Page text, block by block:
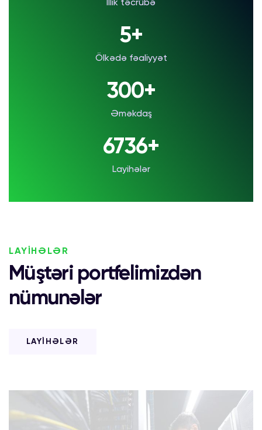
İllik təcrübə
5+
Ölkədə fəaliyyət
300+
Əməkdaş
7000+
Layihələr
LAYİHƏLƏR
Müştəri portfelimizdən
nümunələr
LAYİHƏLƏR